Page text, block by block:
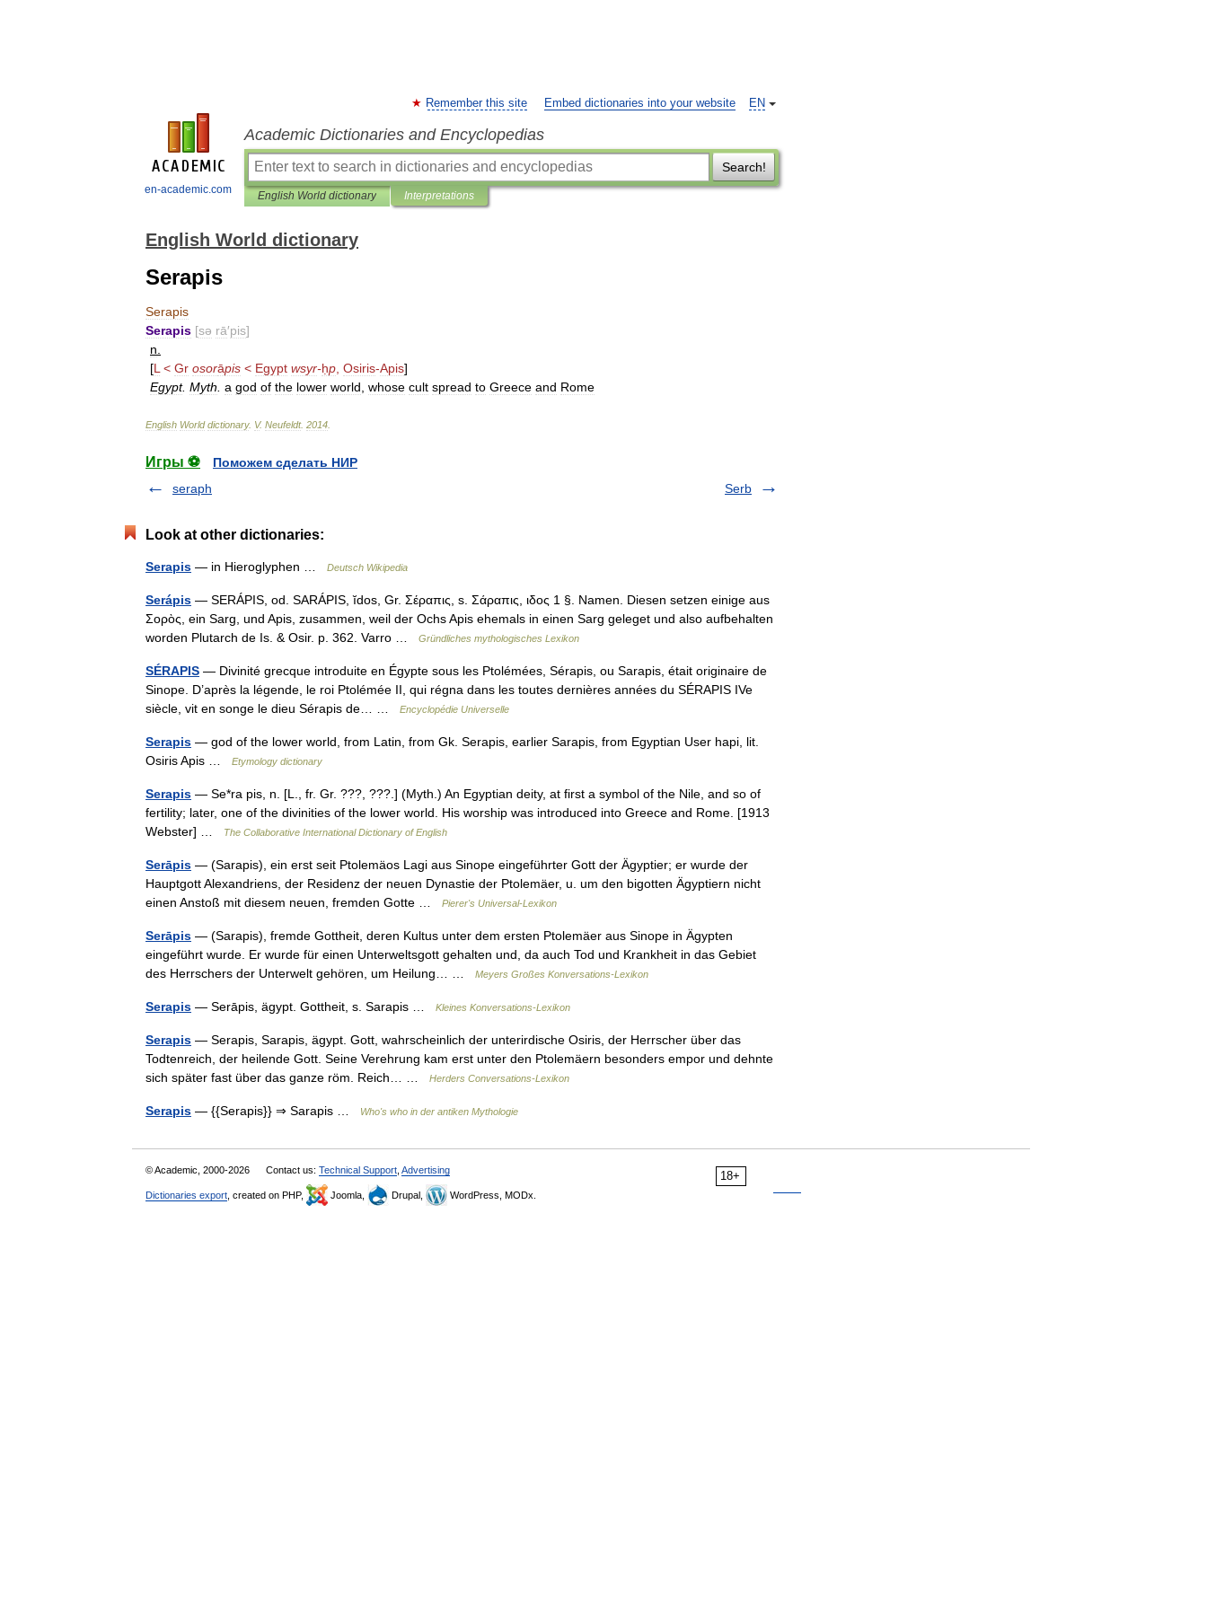
en-academic.com
EN
Remember this site Embed dictionaries into your website
Academic Dictionaries and Encyclopedias
Search!
English World dictionary Interpretations
English World dictionary
Serapis
Serapis
Serapis [sə rā′pis]
n
[L < Gr osorāpis < Egypt wsyr-ḥp Osiris-Apis]
Egypt. Myth a god of the lower world whose cult spread to Greece and Rome
English World dictionary. V. Neufeldt. 2014
Игры ⚽
Поможем сделать НИР
seraph
Serb
Look at other dictionaries:
Serapis — in Hieroglyphen … Deutsch Wikipedia
Serápis — SERÁPIS, od. SARÁPIS, ĭdos, Gr. Σέραπις, s. Σάραπις, ιδος 1 §. Namen. Diesen setzen einige aus
Σορὸς, ein Sarg, und Apis, zusammen, weil der Ochs Apis ehemals in einen Sarg geleget und also aufbehalten
worden Plutarch de Is. & Osir. p. 362. Varro …
Gründliches mythologisches Lexikon
SÉRAPIS — Divinité grecque introduite en Égypte sous les Ptolémées, Sérapis, ou Sarapis, était originaire de
Sinope. D’après la légende, le roi Ptolémée II, qui régna dans les toutes dernières années du SÉRAPIS IVe
siècle, vit en songe le dieu Sérapis de… …
Encyclopédie Universelle
Serapis — god of the lower world, from Latin, from Gk. Serapis, earlier Sarapis, from Egyptian User hapi, lit.
Osiris Apis …
Etymology dictionary
Serapis — Se*ra pis, n. [L., fr. Gr. ???, ???.] (Myth.) An Egyptian deity, at first a symbol of the Nile, and so of
fertility; later, one of the divinities of the lower world. His worship was introduced into Greece and Rome. [1913
Webster] …
The Collaborative International Dictionary of English
Serāpis — (Sarapis), ein erst seit Ptolemäos Lagi aus Sinope eingeführter Gott der Ägyptier; er wurde der
Hauptgott Alexandriens, der Residenz der neuen Dynastie der Ptolemäer, u. um den bigotten Ägyptiern nicht
einen Anstoß mit diesem neuen, fremden Gotte …
Pierer's Universal-Lexikon
Serāpis — (Sarapis), fremde Gottheit, deren Kultus unter dem ersten Ptolemäer aus Sinope in Ägypten
eingeführt wurde. Er wurde für einen Unterweltsgott gehalten und, da auch Tod und Krankheit in das Gebiet
des Herrschers der Unterwelt gehören, um Heilung… …
Meyers Großes Konversations-Lexikon
Serapis — Serāpis, ägypt. Gottheit, s. Sarapis … Kleines Konversations-Lexikon
Serapis — Serapis, Sarapis, ägypt. Gott, wahrscheinlich der unterirdische Osiris, der Herrscher über das
Todtenreich, der heilende Gott. Seine Verehrung kam erst unter den Ptolemäern besonders empor und dehnte
sich später fast über das ganze röm. Reich… …
Herders Conversations-Lexikon
Serapis — {{Serapis}} ⇒ Sarapis … Who's who in der antiken Mythologie
18+
© Academic, 2000-2026 Contact us: Technical Support Advertising
Dictionaries export , created on PHP, Joomla, Drupal, WordPress, MODx.